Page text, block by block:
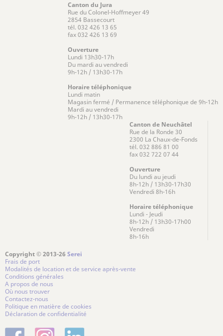
Canton du Jura
Rue du Colonel-Hoffmeyer 49
2854 Bassecourt
tél. 032 426 13 65
fax 032 426 13 69
Ouverture
Lundi 13h30-17h
Du mardi au vendredi
9h-12h / 13h30-17h
Horaire téléphonique
Lundi matin
Magasin fermé / Permanence téléphonique de 9h-12h
Mardi au vendredi
9h-12h / 13h30-17h
Canton de Neuchâtel
Rue de la Ronde 30
2300 La Chaux-de-Fonds
tél. 032 886 81 00
fax 032 722 07 44
Ouverture
Du lundi au jeudi
8h-12h / 13h30-17h30
Vendredi 8h-16h
Horaire téléphonique
Lundi - Jeudi
8h-12h / 13h30-17h00
Vendredi
8h-16h
Copyright © 2013-26 Serei
Frais de port
Modalités de location et de service après-vente
Conditions générales
A propos de nous
Où nous trouver
Contactez-nous
Politique en matière de cookies
Déclaration de confidentialité